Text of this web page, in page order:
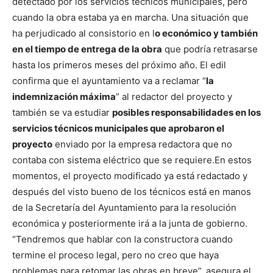
cuando la obra estaba ya en marcha. Una situación que
ha perjudicado al consistorio en lo económico y también
en el tiempo de entrega de la obra que podría retrasarse
hasta los primeros meses del próximo año. El edil
confirma que el ayuntamiento va a reclamar “la
indemnización máxima” al redactor del proyecto y
también se va estudiar posibles responsabilidades en los
servicios técnicos municipales que aprobaron el
proyecto enviado por la empresa redactora que no
contaba con sistema eléctrico que se requiere.En estos
momentos, el proyecto modificado ya está redactado y
después del visto bueno de los técnicos está en manos
de la Secretaría del Ayuntamiento para la resolución
económica y posteriormente irá a la junta de gobierno.
“Tendremos que hablar con la constructora cuando
termine el proceso legal, pero no creo que haya